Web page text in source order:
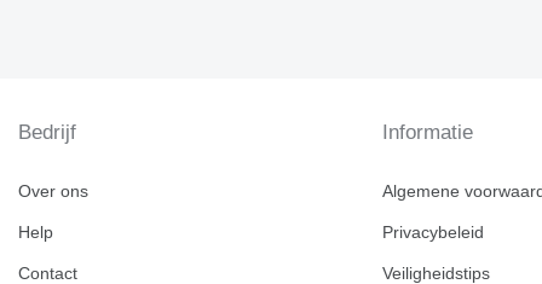
Bedrijf
Over ons
Help
Contact
Informatie
Algemene
Privacybeleid
Veiligheidstips